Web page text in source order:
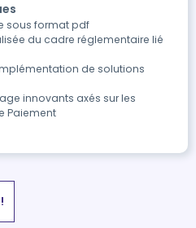
sous format pdf
du cadre réglementaire lié
de solutions
innovants axés sur les
Paiement